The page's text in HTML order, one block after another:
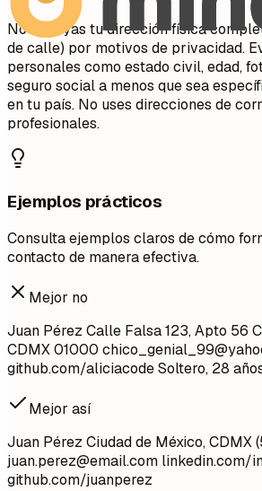
No incluyas tu dirección física
de calle) por motivos de privacidad.
personales como estado civil, edad,
seguro social a menos que sea
en tu país. No uses direcciones de
profesionales.
Ejemplos prácticos
Consulta ejemplos claros de cómo
contacto de manera efectiva.
Mejor no
Juan Pérez Calle Falsa 123, Apto 56
CDMX 01000
github.com/aliciacode Soltero, 28
Mejor así
Juan Pérez Ciudad de México, CDMX
juan.perez@email.com linkedin.com/
github.com/juanperez